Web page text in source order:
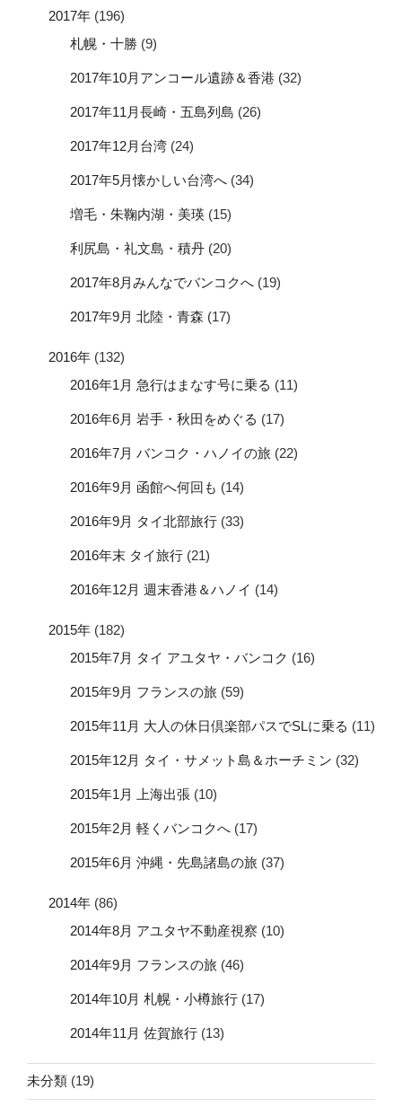
2017年 (196)
札幌・十勝 (9)
2017年10月アンコール遺跡＆香港 (32)
2017年11月長崎・五島列島 (26)
2017年12月台湾 (24)
2017年5月懐かしい台湾へ (34)
増毛・朱鞠内湖・美瑛 (15)
利尻島・礼文島・積丹 (20)
2017年8月みんなでバンコクへ (19)
2017年9月 北陸・青森 (17)
2016年 (132)
2016年1月 急行はまなす号に乗る (11)
2016年6月 岩手・秋田をめぐる (17)
2016年7月 バンコク・ハノイの旅 (22)
2016年9月 函館へ何回も (14)
2016年9月 タイ北部旅行 (33)
2016年末 タイ旅行 (21)
2016年12月 週末香港＆ハノイ (14)
2015年 (182)
2015年7月 タイ アユタヤ・バンコク (16)
2015年9月 フランスの旅 (59)
2015年11月 大人の休日倶楽部パスでSLに乗る (11)
2015年12月 タイ・サメット島＆ホーチミン (32)
2015年1月 上海出張 (10)
2015年2月 軽くバンコクへ (17)
2015年6月 沖縄・先島諸島の旅 (37)
2014年 (86)
2014年8月 アユタヤ不動産視察 (10)
2014年9月 フランスの旅 (46)
2014年10月 札幌・小樽旅行 (17)
2014年11月 佐賀旅行 (13)
未分類 (19)